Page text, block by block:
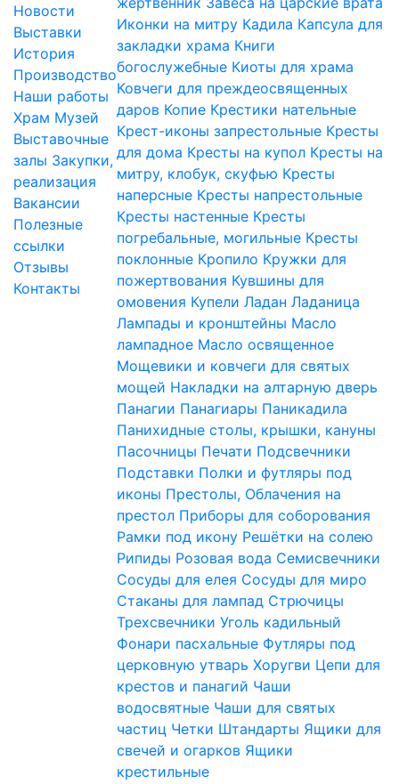
Новости
Выставки
История
Производство
Наши работы
Храм Музей
Выставочные
залы Закупки,
реализация
Вакансии
Полезные
ссылки
Отзывы
Контакты
Иконки на митру Кадила Капсула для
закладки храма Книги
богослужебные Киоты для храма
Ковчеги для преждеосвященных
даров Копие Крестики нательные
Крест-иконы запрестольные Кресты
для дома Кресты на купол Кресты на
митру, клобук, скуфью Кресты
наперсные Кресты напрестольные
Кресты настенные Кресты
погребальные, могильные Кресты
поклонные Кропило Кружки для
пожертвования Кувшины для
омовения Купели Ладан Ладаница
Лампады и кронштейны Масло
лампадное Масло освященное
Мощевики и ковчеги для святых
мощей Накладки на алтарную дверь
Панагии Панагиары Паникадила
Панихидные столы, крышки, кануны
Пасочницы Печати Подсвечники
Подставки Полки и футляры под
иконы Престолы, Облачения на
престол Приборы для соборования
Рамки под икону Решётки на солею
Рипиды Розовая вода Семисвечники
Сосуды для елея Сосуды для миро
Стаканы для лампад Стрючицы
Трехсвечники Уголь кадильный
Фонари пасхальные Футляры под
церковную утварь Хоругви Цепи для
крестов и панагий Чаши
водосвятные Чаши для святых
частиц Четки Штандарты Ящики для
свечей и огарков Ящики
крестильные